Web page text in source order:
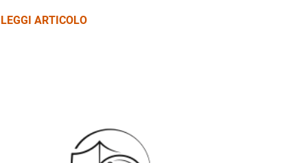
LEGGI ARTICOLO